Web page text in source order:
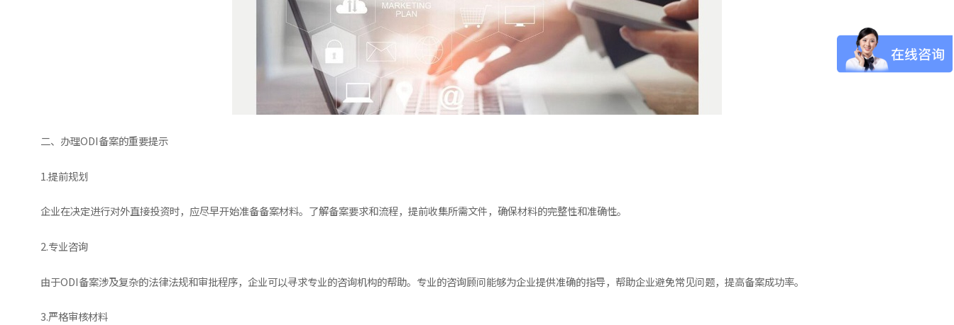
二、办理ODI备案的重要提示
1.提前规划
企业在决定进行对外直接投资时，应尽早开始准备备案材料。了解备案要求和流程，提前收集所需文件，确保材料的完整性和准确性。
2.专业咨询
由于ODI备案涉及复杂的法律法规和审批程序，企业可以寻求专业的咨询机构的帮助。专业的咨询顾问能够为企业提供准确的指导，帮助企业避免常见问题，提高备案成功率。
3.严格审核材料